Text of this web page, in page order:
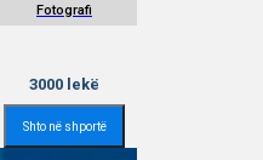
Fotografi
3000 lekë
Shto në shportë